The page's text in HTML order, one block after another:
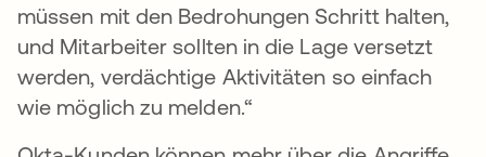
müssen mit den Bedrohungen Schritt halten,
und Mitarbeiter sollten in die Lage versetzt
werden, verdächtige Aktivitäten so einfach
wie möglich zu melden.“